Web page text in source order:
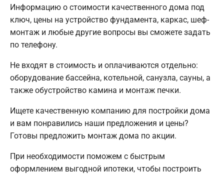
Информацию о стоимости качественного дома под
ключ, цены на устройство фундамента, каркас, шеф-
монтаж и любые другие вопросы вы сможете задать
по телефону.
Не входят в стоимость и оплачиваются отдельно:
оборудование бассейна, котельной, санузла, сауны, а
также обустройство камина и монтаж печки.
Ищете качественную компанию для постройки дома
и вам понравились наши предложения и цены?
Готовы предложить монтаж дома по акции.
При необходимости поможем с быстрым
оформлением выгодной ипотеки, чтобы построить